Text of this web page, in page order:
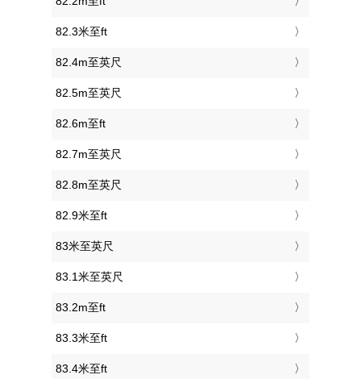
82.3米至ft
82.4m至英尺
82.5m至英尺
82.6m至ft
82.7m至英尺
82.8m至英尺
82.9米至ft
83米至英尺
83.1米至英尺
83.2m至ft
83.3米至ft
83.4米至ft